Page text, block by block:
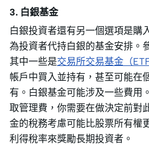
3. 白銀基金
白銀投資者還有另一個選項是購
為投資者代持白銀的基金安排。
其中一些是交易所交易基金（ETF
帳戶中買入並持有，甚至可能在
有。白銀基金可能涉及一些費用
取管理費，你需要在做決定前對
金的稅務考慮可能比股票所有權
利得稅率來獎勵長期投資者。